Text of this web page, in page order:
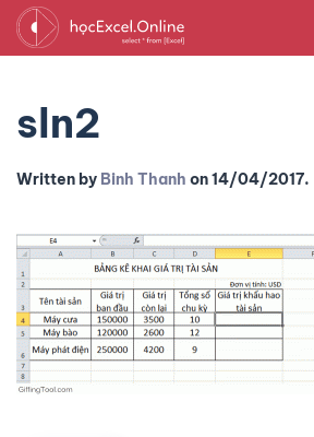
sln2
Written by Binh Thanh on14/04/2017.